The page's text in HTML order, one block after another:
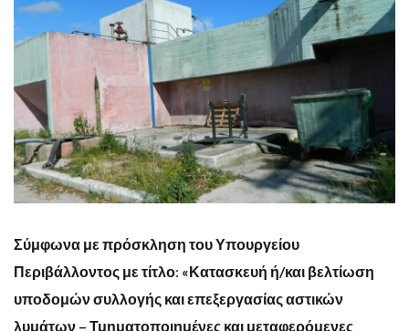
Σύμφωνα με πρόσκληση του Υπουργείου
Περιβάλλοντος με τίτλο: «Κατασκευή ή/και βελτίωση
υποδομών συλλογής και επεξεργασίας αστικών
λυμάτων – Τμηματοποιημένες και μεταφερόμενες